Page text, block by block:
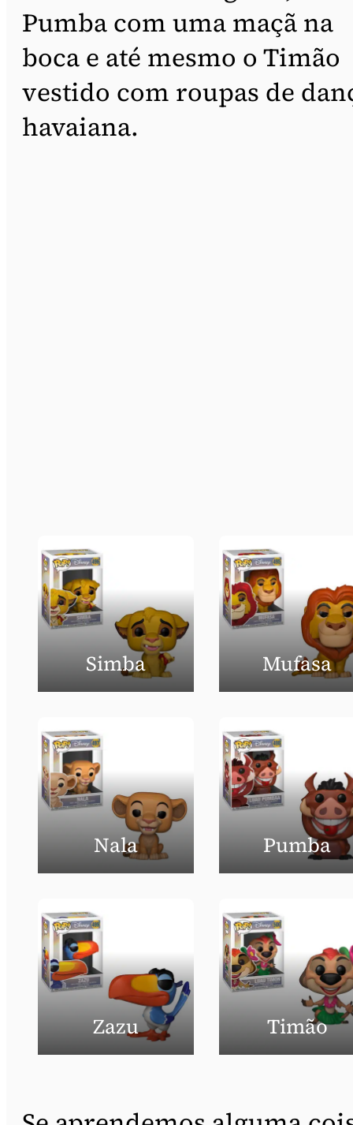
Pumba com uma maçã na
boca e até mesmo o Timão
vestido com roupas de
havaiana.
Simba Mufasa
Nala Pumba
Zazu Timão